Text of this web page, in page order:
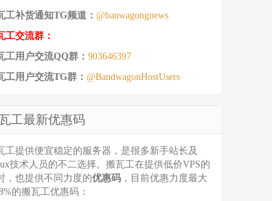
工补货通知TG频道： @banwagongnews
工交流群：
工用户交流QQ群： 903646397
工用户交流TG群： @BandwagonHostUsers
工最新优惠码
工提供便宜稳定的服务器，是很多新手站长及
技术人员的不二选择。搬瓦工在提供低价VPS的
，也提供不同力度的优惠码 ，目前优惠力度最大
的搬瓦工优惠码：